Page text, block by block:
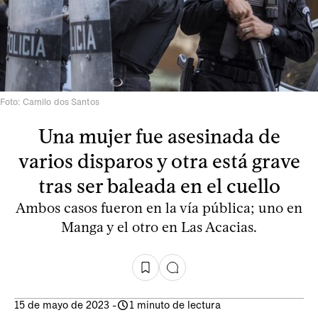
Foto: Camilo dos Santos
Una mujer fue asesinada de
varios disparos y otra está grave
tras ser baleada en el cuello
Ambos casos fueron en la vía pública; uno en
Manga y el otro en Las Acacias.
15 de mayo de 2023 - 1 minuto de lectura